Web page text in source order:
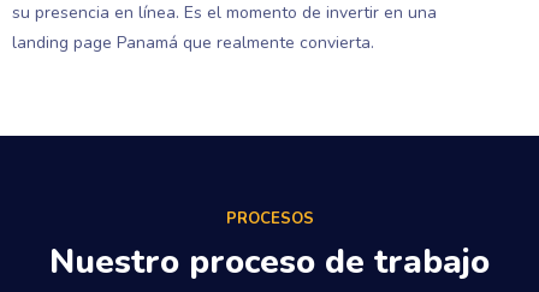
su presencia en línea. Es el momento de invertir en una
landing page Panamá que realmente convierta.
PROCESOS
Nuestro proceso de trabajo